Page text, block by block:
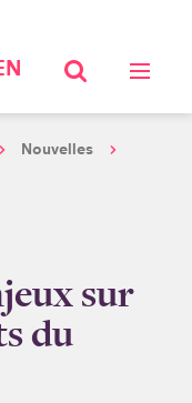
Nouvelles
sur
du